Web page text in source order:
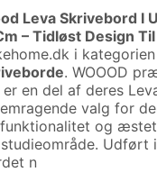
Leva Skrivebord I
– Tidløst Design
i kategorien
. WOOOD
en del af deres
valg for
og
Udført
n